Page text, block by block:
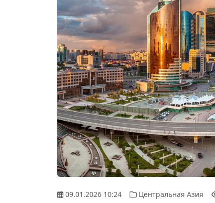
09.01.2026 10:24 Центральная Азия